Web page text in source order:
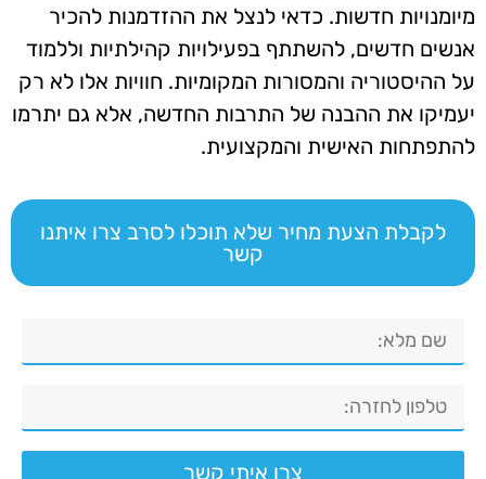
מיומנויות חדשות. כדאי לנצל את ההזדמנות להכיר
אנשים חדשים, להשתתף בפעילויות קהילתיות וללמוד
על ההיסטוריה והמסורות המקומיות. חוויות אלו לא רק
יעמיקו את ההבנה של התרבות החדשה, אלא גם יתרמו
להתפתחות האישית והמקצועית.
לקבלת הצעת מחיר שלא תוכלו לסרב צרו איתנו
קשר
צרו איתי קשר